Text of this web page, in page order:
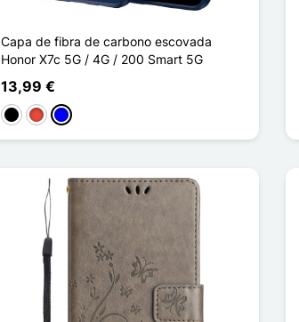
Capa de fibra de carbono escovada
Honor X7c 5G / 4G / 200 Smart 5G
13,99 €
PretoVermelho
Azul